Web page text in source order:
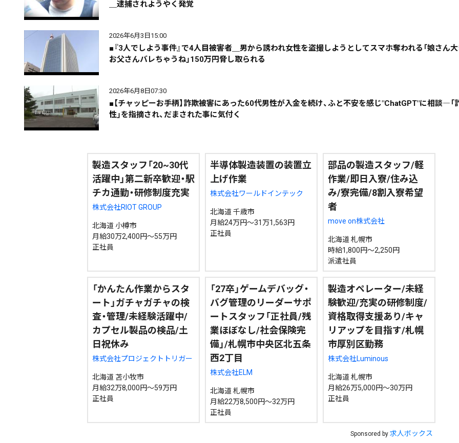
＿逮捕されようやく発覚
2026年6月3日15:00
■『3人でしよう事件』で4人目被害者＿男から誘われ女性を盗撮しようとしてスマホ奪われる「娘さん大
お父さんバレちゃうね」150万円脅し取られる
2026年6月8日07:30
■【チャッピーお手柄】詐欺被害にあった60代男性が入金を続け、ふと不安を感じ"ChatGPT"に相談―「
性」を指摘され、だまされた事に気付く
製造スタッフ「20~30代
活躍中」第二新卒歓迎・駅
チカ通勤・研修制度充実
株式会社RIOT GROUP
北海道 小樽市
月給30万2,400円～55万円
正社員
半導体製造装置の装置立
上げ作業
株式会社ワールドインテック
北海道 千歳市
月給24万円～31万1,563円
正社員
部品の製造スタッフ/軽
作業/即日入寮/住み込
み/寮完備/8割入寮希望
者
move on株式会社
北海道 札幌市
時給1,800円～2,250円
派遣社員
「かんたん作業からスタ
ート」ガチャガチャの検
査・管理/未経験活躍中/
カプセル製品の検品/土
日祝休み
株式会社プロジェクトトリガー
北海道 苫小牧市
月給32万8,000円～59万円
正社員
「27卒」ゲームデバッグ・
バグ管理のリーダーサポ
ートスタッフ「正社員/残
業ほぼなし/社会保険完
備」/札幌市中央区北五条
西2丁目
株式会社ELM
北海道 札幌市
月給22万8,500円～32万円
正社員
製造オペレーター/未経
験歓迎/充実の研修制度/
資格取得支援あり/キャ
リアップを目指す/札幌
市厚別区勤務
株式会社Luminous
北海道 札幌市
月給26万5,000円～30万円
正社員
Sponsored by 求人ボックス
期間を絞る
カテゴリで絞る 地域で絞る キーワードで